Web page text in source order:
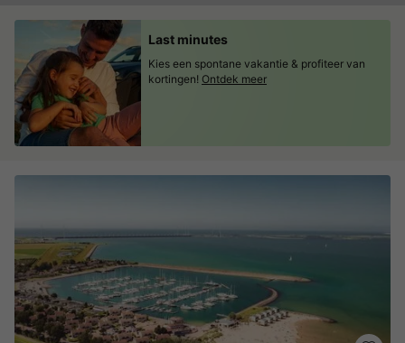
Last minutes
Kies een spontane vakantie & profiteer van
kortingen! Ontdek meer